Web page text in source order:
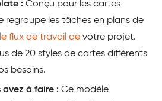
: Conçu pour les cartes
regroupe les tâches en plans de
flux de travail de votre projet.
de 20 styles de cartes différents
besoins.
avez à faire : Ce modèle